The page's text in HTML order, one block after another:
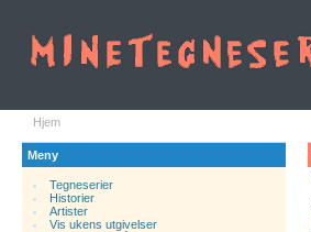
Hjem
Meny
Tegneserier
Historier.
Artister
Vis ukens utgivelser